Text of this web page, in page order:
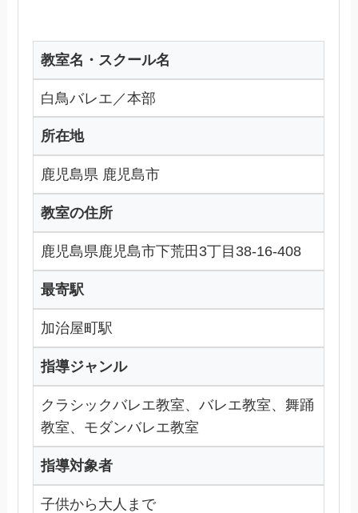
教室名・スクール名
白鳥バレエ／本部
所在地
鹿児島県 鹿児島市
教室の住所
鹿児島県鹿児島市下荒田3丁目38-16-408
最寄駅
加治屋町駅
指導ジャンル
クラシックバレエ教室、バレエ教室、舞踊
教室、モダンバレエ教室
指導対象者
子供から大人まで